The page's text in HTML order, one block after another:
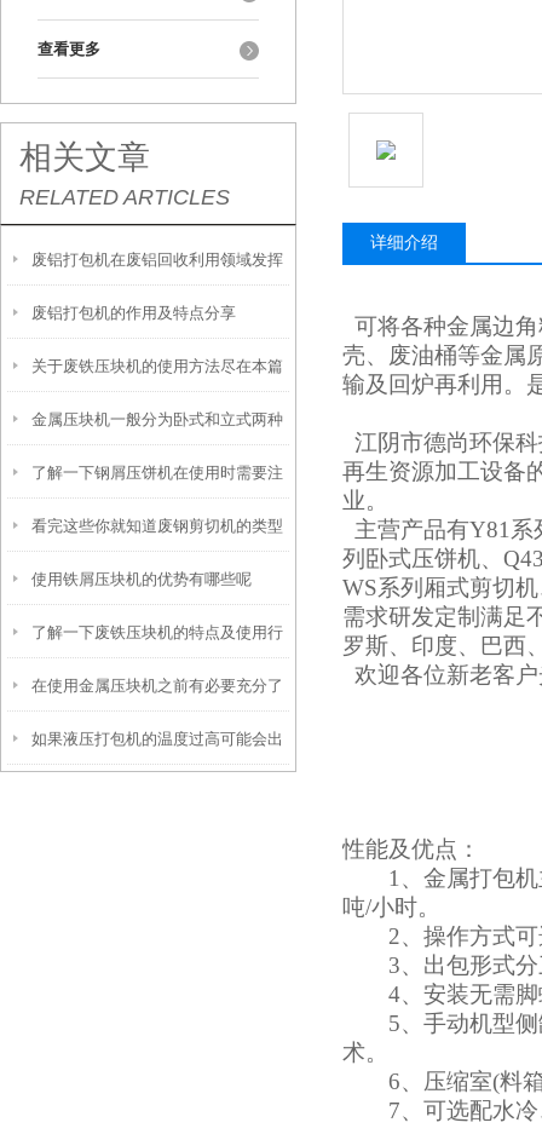
查看更多
相关文章
RELATED ARTICLES
废铝打包机在废铝回收利用领域发挥
着很大的作用
废铝打包机的作用及特点分享
关于废铁压块机的使用方法尽在本篇
金属压块机一般分为卧式和立式两种
了解一下钢屑压饼机在使用时需要注
意什么
看完这些你就知道废钢剪切机的类型
有哪些了
使用铁屑压块机的优势有哪些呢
了解一下废铁压块机的特点及使用行
业吧
在使用金属压块机之前有必要充分了
解设备的安全操作规程
如果液压打包机的温度过高可能会出
详细介绍
可将各种金属边
壳、废油桶等金属
输及回炉再利用。
江阴市德尚环保
再生资源加工设备
业。
主营产品有Y81
列卧式压饼机、
WS系列厢式剪切
需求研发定制满足
罗斯、印度、巴西
欢迎各位新老客
性能及优点：
1、金属打包机
吨/小时。
2、操作方式可
3、出包形式分
4、安装无需脚
5、手动机型侧
术。
6、压缩室(料箱)
7、可选配水冷